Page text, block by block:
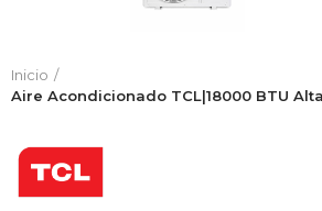
Inicio
Aire Acondicionado TCL|18000 BTU